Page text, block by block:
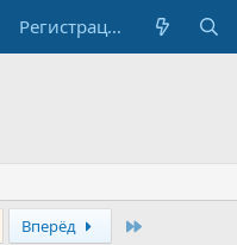
Регистрация
Вперёд